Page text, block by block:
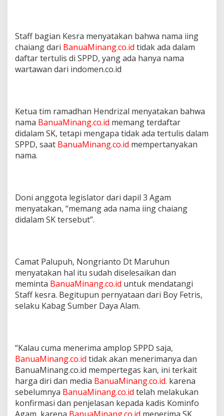
Staff bagian Kesra menyatakan bahwa nama iing
chaiang dari BanuaMinang.co.id tidak ada dalam
daftar tertulis di SPPD, yang ada hanya nama
wartawan dari indomen.co.id
Ketua tim ramadhan Hendrizal menyatakan bahwa
nama BanuaMinang.co.id memang terdaftar
didalam SK, tetapi mengapa tidak ada tertulis dalam
SPPD, saat BanuaMinang.co.id mempertanyakan
nama.
Doni anggota legislator dari dapil 3 Agam
menyatakan, “memang ada nama iing chaiang
didalam SK tersebut”.
Camat Palupuh, Nongrianto Dt Maruhun
menyatakan hal itu sudah diselesaikan dan
meminta BanuaMinang.co.id untuk mendatangi
Staff kesra. Begitupun pernyataan dari Boy Fetris,
selaku Kabag Sumber Daya Alam.
“Kalau cuma menerima amplop SPPD saja,
BanuaMinang.co.id tidak akan menerimanya dan
BanuaMinang.co.id mempertegas kan, ini terkait
harga diri dan media BanuaMinang.co.id. karena
sebelumnya BanuaMinang.co.id telah melakukan
konfirmasi dan penjelasan kepada kadis Kominfo